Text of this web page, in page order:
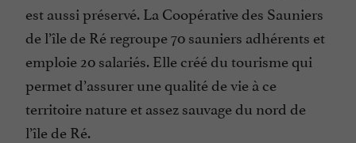
est aussi préservé. La Coopérative des Sauniers
de l’île de Ré regroupe 70 sauniers adhérents et
emploie 20 salariés. Elle créé du tourisme qui
permet d’assurer une qualité de vie à ce
territoire nature et assez sauvage du nord de
l’île de Ré.